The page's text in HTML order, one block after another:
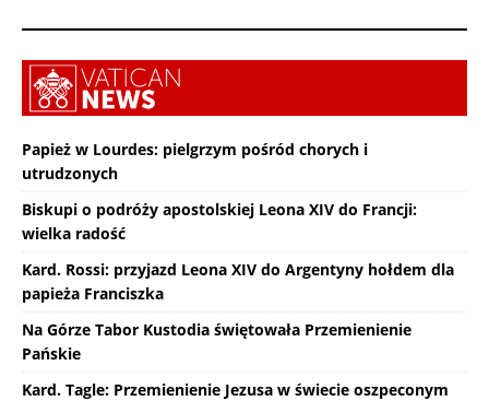
Papież w Lourdes: pielgrzym pośród chorych i
utrudzonych
Biskupi o podróży apostolskiej Leona XIV do Francji:
wielka radość
Kard. Rossi: przyjazd Leona XIV do Argentyny hołdem dla
papieża Franciszka
Na Górze Tabor Kustodia świętowała Przemienienie
Pańskie
Kard. Tagle: Przemienienie Jezusa w świecie oszpeconym